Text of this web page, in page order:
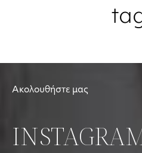
Ακολουθήστε μας